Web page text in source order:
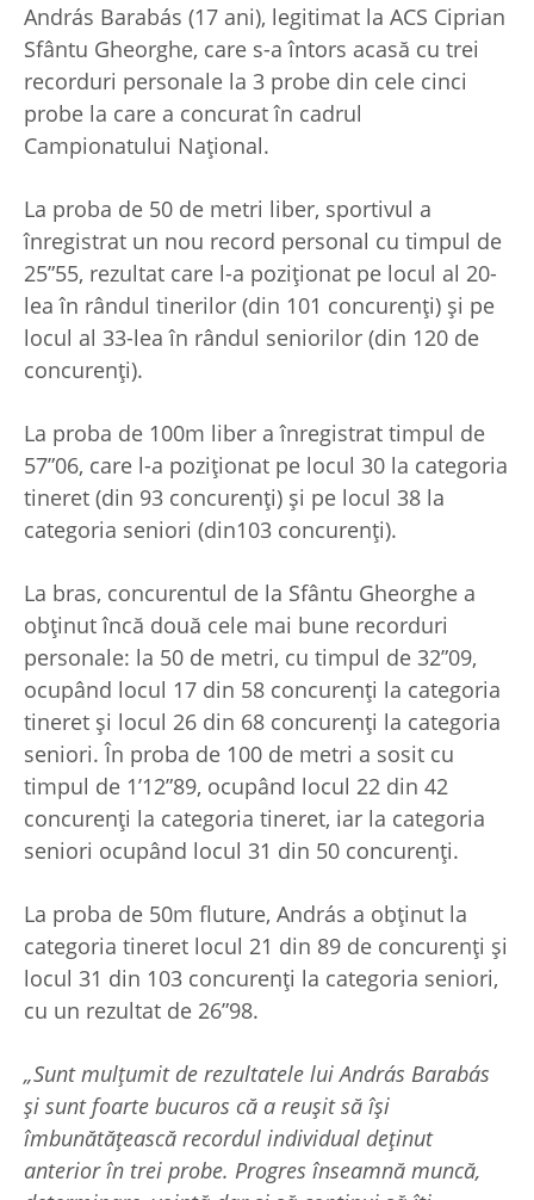
András Barabás (17 ani), legitimat la ACS Ciprian
Sfântu Gheorghe, care s-a întors acasă cu trei
recorduri personale la 3 probe din cele cinci
probe la care a concurat în cadrul
Campionatului Național.
La proba de 50 de metri liber, sportivul a
înregistrat un nou record personal cu timpul de
25”55, rezultat care l-a poziționat pe locul al 20-
lea în rândul tinerilor (din 101 concurenți) și pe
locul al 33-lea în rândul seniorilor (din 120 de
concurenți).
La proba de 100m liber a înregistrat timpul de
57”06, care l-a poziționat pe locul 30 la categoria
tineret (din 93 concurenți) și pe locul 38 la
categoria seniori (din103 concurenți).
La bras, concurentul de la Sfântu Gheorghe a
obținut încă două cele mai bune recorduri
personale: la 50 de metri, cu timpul de 32”09,
ocupând locul 17 din 58 concurenți la categoria
tineret și locul 26 din 68 concurenți la categoria
seniori. În proba de 100 de metri a sosit cu
timpul de 1’12”89, ocupând locul 22 din 42
concurenți la categoria tineret, iar la categoria
seniori ocupând locul 31 din 50 concurenți.
La proba de 50m fluture, András a obținut la
categoria tineret locul 21 din 89 de concurenți și
locul 31 din 103 concurenți la categoria seniori,
cu un rezultat de 26”98.
„Sunt mulțumit de rezultatele lui András Barabás
și sunt foarte bucuros că a reușit să își
îmbunătățească recordul individual deținut
anterior în trei probe. Progres înseamnă muncă,